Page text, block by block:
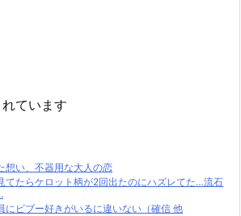
ています
想い、不器用な大人の恋
てたらケロット柄が2回出たのにハズレてた…流石
にビブー好きがいるに違いない（確信 他